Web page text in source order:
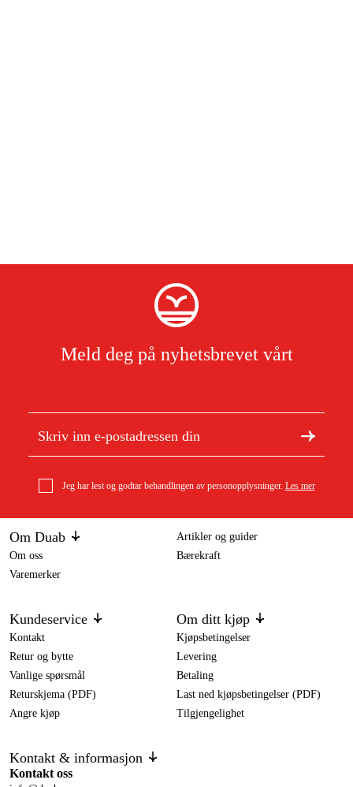
Meld deg på nyhetsbrevet vårt
Jeg har lest og godtar behandlingen av personopplysninger. Les mer
Om Duab
Om oss
Varemerker
Artikler og guider
Bærekraft
Kundeservice
Kontakt
Retur og bytte
Vanlige spørsmål
Returskjema (PDF)
Angre kjøp
Om ditt kjøp
Kjøpsbetingelser
Levering
Betaling
Last ned kjøpsbetingelser (PDF)
Tilgjengelighet
Kontakt & informasjon
Kontakt oss